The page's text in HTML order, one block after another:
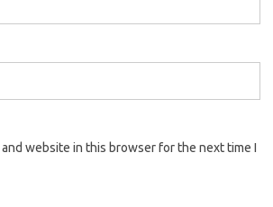
and website in this browser for the next time I